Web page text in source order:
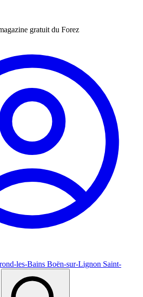
gratuit du Forez
les-Bains Boën-sur-Lignon Saint-